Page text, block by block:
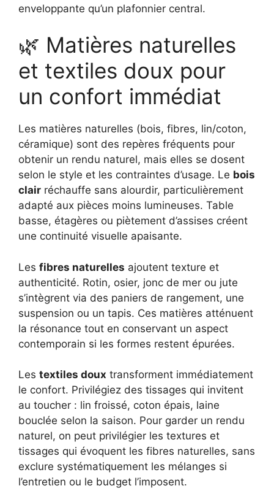
enveloppante qu’un plafonnier central.
🌿 Matières naturelles
et textiles doux pour
un confort immédiat
Les matières naturelles (bois, fibres, lin/coton,
céramique) sont des repères fréquents pour
obtenir un rendu naturel, mais elles se dosent
selon le style et les contraintes d’usage. Le bois
clair réchauffe sans alourdir, particulièrement
adapté aux pièces moins lumineuses. Table
basse, étagères ou piètement d’assises créent
une continuité visuelle apaisante.
Les fibres naturelles ajoutent texture et
authenticité. Rotin, osier, jonc de mer ou jute
s’intègrent via des paniers de rangement, une
suspension ou un tapis. Ces matières atténuent
la résonance tout en conservant un aspect
contemporain si les formes restent épurées.
Les textiles doux transforment immédiatement
le confort. Privilégiez des tissages qui invitent
au toucher : lin froissé, coton épais, laine
bouclée selon la saison. Pour garder un rendu
naturel, on peut privilégier les textures et
tissages qui évoquent les fibres naturelles, sans
exclure systématiquement les mélanges si
l’entretien ou le budget l’imposent.